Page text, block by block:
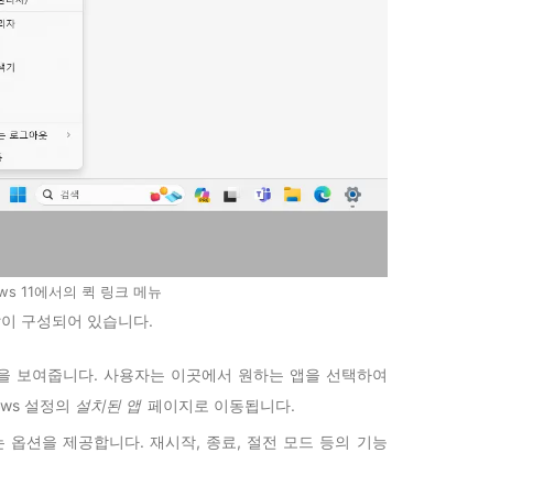
11에서의 퀵 링크 메뉴
구성되어 있습니다.
보여줍니다. 사용자는 이곳에서 원하는 앱을 선택하여
설정의 설치된 앱 페이지로 이동됩니다.
옵션을 제공합니다. 재시작, 종료, 절전 모드 등의 기능